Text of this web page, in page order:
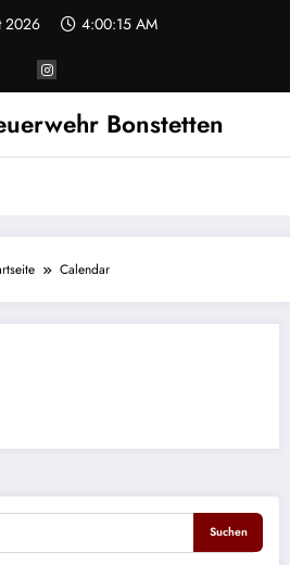
2026 4:00:15 AM
Bonstetten
Calendar